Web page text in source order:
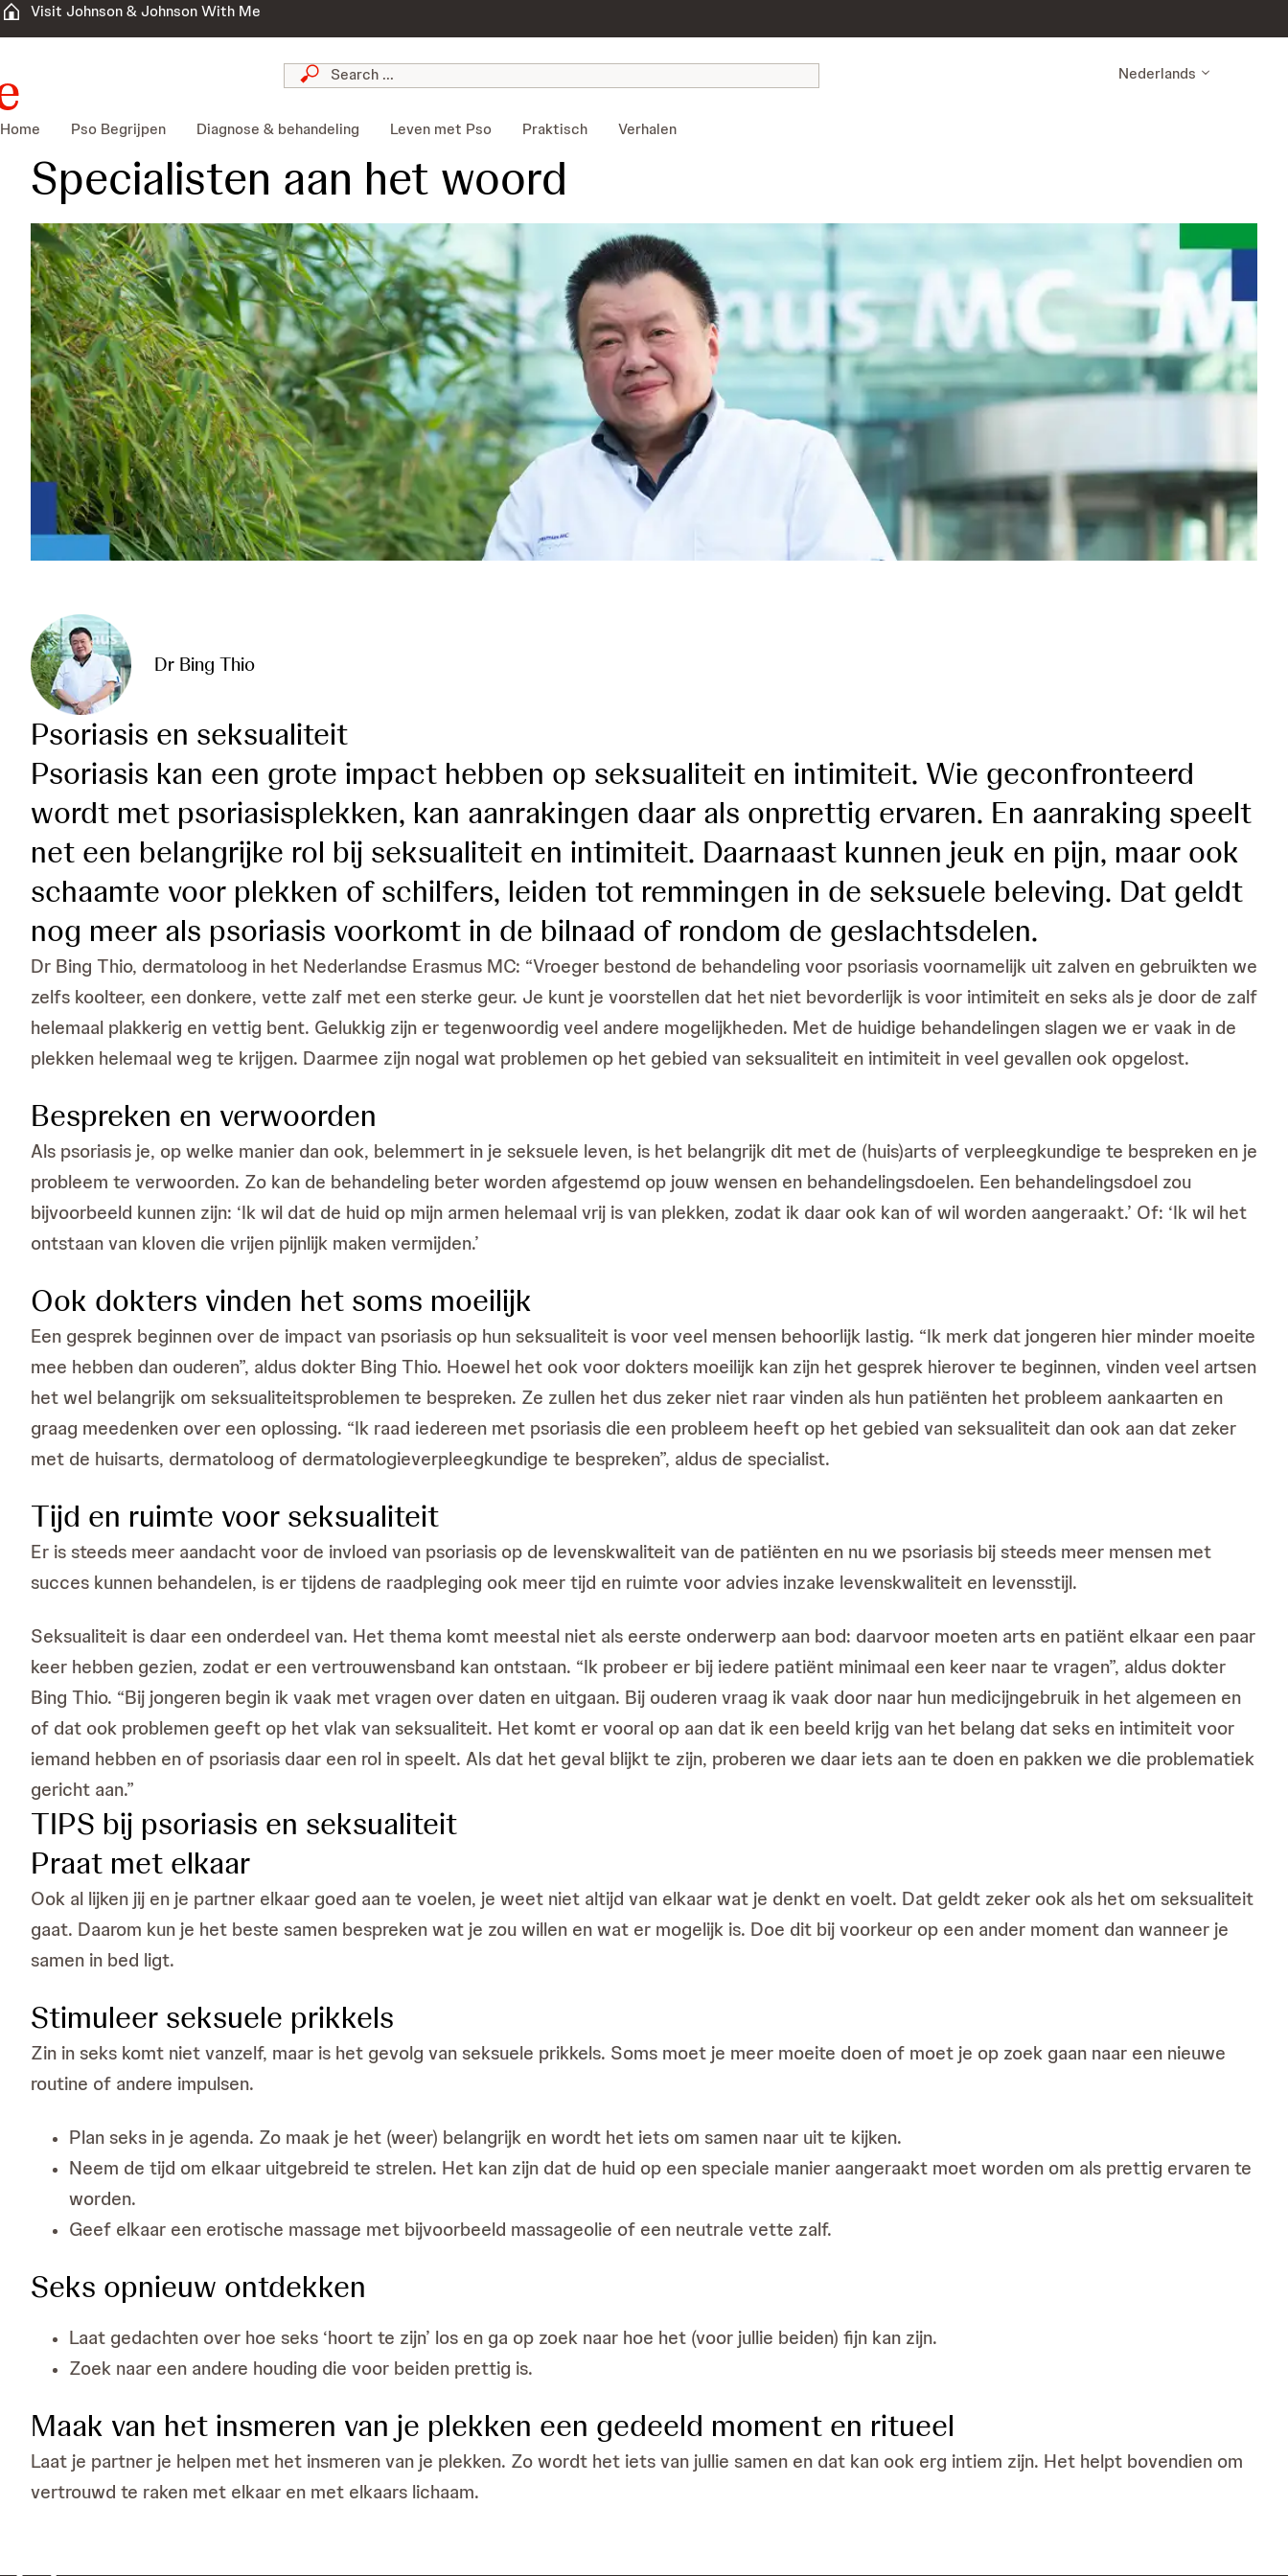
Visit Johnson & Johnson With Me
Nederlands
Home Pso Begrijpen Diagnose & behandeling Leven met Pso Praktisch Verhalen
Specialisten aan het woord
Dr Bing Thio
Psoriasis en seksualiteit
Psoriasis kan een grote impact hebben op seksualiteit en intimiteit. Wie geconfronteerd
wordt met psoriasisplekken, kan aanrakingen daar als onprettig ervaren. En aanraking speelt
net een belangrijke rol bij seksualiteit en intimiteit. Daarnaast kunnen jeuk en pijn, maar ook
schaamte voor plekken of schilfers, leiden tot remmingen in de seksuele beleving. Dat geldt
nog meer als psoriasis voorkomt in de bilnaad of rondom de geslachtsdelen.
Dr Bing Thio, dermatoloog in het Nederlandse Erasmus MC: “Vroeger bestond de behandeling voor psoriasis voornamelijk uit zalven en gebruikten we
zelfs koolteer, een donkere, vette zalf met een sterke geur. Je kunt je voorstellen dat het niet bevorderlijk is voor intimiteit en seks als je door de zalf
helemaal plakkerig en vettig bent. Gelukkig zijn er tegenwoordig veel andere mogelijkheden. Met de huidige behandelingen slagen we er vaak in de
plekken helemaal weg te krijgen. Daarmee zijn nogal wat problemen op het gebied van seksualiteit en intimiteit in veel gevallen ook opgelost.
Bespreken en verwoorden
Als psoriasis je, op welke manier dan ook, belemmert in je seksuele leven, is het belangrijk dit met de (huis)arts of verpleegkundige te bespreken en je
probleem te verwoorden. Zo kan de behandeling beter worden afgestemd op jouw wensen en behandelingsdoelen. Een behandelingsdoel zou
bijvoorbeeld kunnen zijn: ‘Ik wil dat de huid op mijn armen helemaal vrij is van plekken, zodat ik daar ook kan of wil worden aangeraakt.’ Of: ‘Ik wil het
ontstaan van kloven die vrijen pijnlijk maken vermijden.’
Ook dokters vinden het soms moeilijk
Een gesprek beginnen over de impact van psoriasis op hun seksualiteit is voor veel mensen behoorlijk lastig. “Ik merk dat jongeren hier minder moeite
mee hebben dan ouderen”, aldus dokter Bing Thio. Hoewel het ook voor dokters moeilijk kan zijn het gesprek hierover te beginnen, vinden veel artsen
het wel belangrijk om seksualiteitsproblemen te bespreken. Ze zullen het dus zeker niet raar vinden als hun patiënten het probleem aankaarten en
graag meedenken over een oplossing. “Ik raad iedereen met psoriasis die een probleem heeft op het gebied van seksualiteit dan ook aan dat zeker
met de huisarts, dermatoloog of dermatologieverpleegkundige te bespreken”, aldus de specialist.
Tijd en ruimte voor seksualiteit
Er is steeds meer aandacht voor de invloed van psoriasis op de levenskwaliteit van de patiënten en nu we psoriasis bij steeds meer mensen met
succes kunnen behandelen, is er tijdens de raadpleging ook meer tijd en ruimte voor advies inzake levenskwaliteit en levensstijl.
Seksualiteit is daar een onderdeel van. Het thema komt meestal niet als eerste onderwerp aan bod: daarvoor moeten arts en patiënt elkaar een paar
keer hebben gezien, zodat er een vertrouwensband kan ontstaan. “Ik probeer er bij iedere patiënt minimaal een keer naar te vragen”, aldus dokter
Bing Thio. “Bij jongeren begin ik vaak met vragen over daten en uitgaan. Bij ouderen vraag ik vaak door naar hun medicijngebruik in het algemeen en
of dat ook problemen geeft op het vlak van seksualiteit. Het komt er vooral op aan dat ik een beeld krijg van het belang dat seks en intimiteit voor
iemand hebben en of psoriasis daar een rol in speelt. Als dat het geval blijkt te zijn, proberen we daar iets aan te doen en pakken we die problematiek
gericht aan.”
TIPS bij psoriasis en seksualiteit
Praat met elkaar
Ook al lijken jij en je partner elkaar goed aan te voelen, je weet niet altijd van elkaar wat je denkt en voelt. Dat geldt zeker ook als het om seksualiteit
gaat. Daarom kun je het beste samen bespreken wat je zou willen en wat er mogelijk is. Doe dit bij voorkeur op een ander moment dan wanneer je
samen in bed ligt.
Stimuleer seksuele prikkels
Zin in seks komt niet vanzelf, maar is het gevolg van seksuele prikkels. Soms moet je meer moeite doen of moet je op zoek gaan naar een nieuwe
routine of andere impulsen.
Plan seks in je agenda. Zo maak je het (weer) belangrijk en wordt het iets om samen naar uit te kijken.
Neem de tijd om elkaar uitgebreid te strelen. Het kan zijn dat de huid op een speciale manier aangeraakt moet worden om als prettig ervaren te
worden.
Geef elkaar een erotische massage met bijvoorbeeld massageolie of een neutrale vette zalf.
Seks opnieuw ontdekken
Laat gedachten over hoe seks ‘hoort te zijn’ los en ga op zoek naar hoe het (voor jullie beiden) fijn kan zijn.
Zoek naar een andere houding die voor beiden prettig is.
Maak van het insmeren van je plekken een gedeeld moment en ritueel
Laat je partner je helpen met het insmeren van je plekken. Zo wordt het iets van jullie samen en dat kan ook erg intiem zijn. Het helpt bovendien om
vertrouwd te raken met elkaar en met elkaars lichaam.